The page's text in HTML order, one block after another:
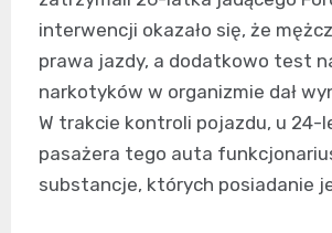
interwencji okazało się, że
prawa jazdy, a dodatkowo test
narkotyków w organizmie dał
W trakcie kontroli pojazdu, u 24-
pasażera tego auta
substancje, których posiadanie